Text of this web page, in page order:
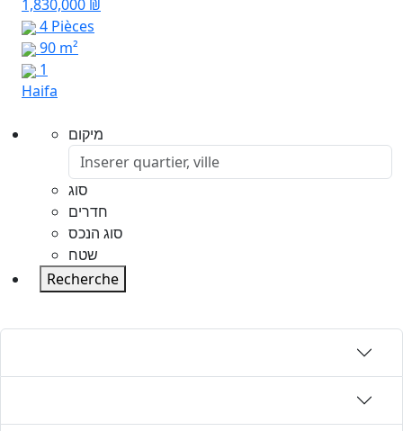
1,830,000 ₪
4 Pièces
90 m²
1
Haifa
מיקום
סוג
חדרים
סוג הנכס
שטח
Recherche